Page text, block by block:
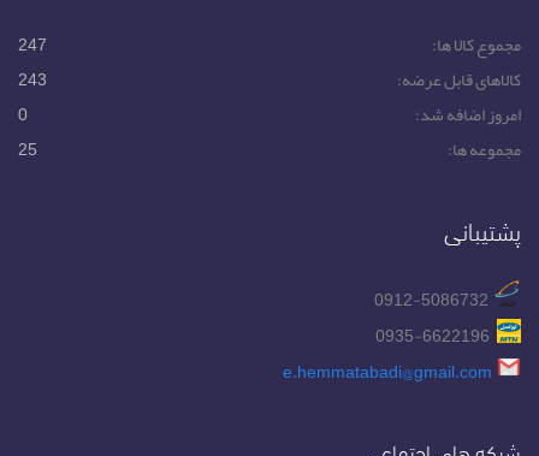
مجموع کالا ها:
247
کالاهای قابل عرضه:
243
امروز اضافه شد:
0
مجموعه ها:
25
پشتیبانی
e.hemmatabadi@gmail.com